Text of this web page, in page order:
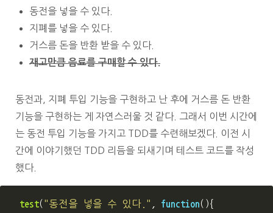
동전을 넣을 수 있다.
지폐를 넣을 수 있다.
거스름 돈을 반환 받을 수 있다.
재고만큼 음료를 구매할 수 있다.
동전과, 지폐 투입 기능을 구현하고 난 후에 거스름 돈 반환
기능을 구현하는 게 자연스러울 것 같다. 그래서 이번 시간에
는 동전 투입 기능을 가지고 TDD를 수련해보겠다. 이전 시
간에 이야기했던 TDD 리듬을 되새기며 테스트 코드를 작성
했다.
test( "동전을 넣을 수 있다. " function(){